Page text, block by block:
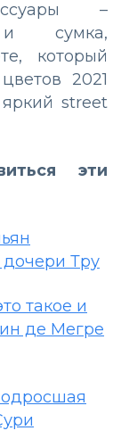
–
и сумка,
который
2021
яркий street
эти
Тру
такое и
де Мегре